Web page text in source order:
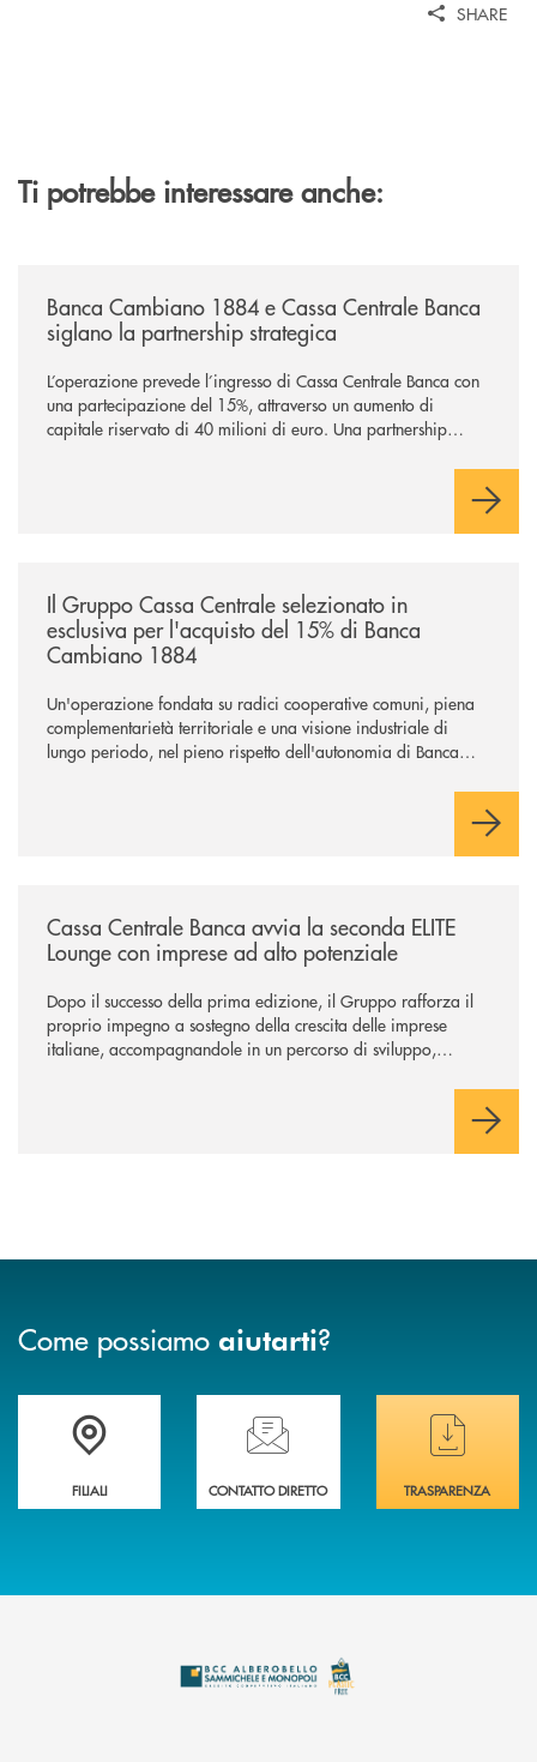
SHARE
Ti potrebbe interessare anche:
Banca Cambiano 1884 e Cassa Centrale Banca
siglano la partnership strategica
L’operazione prevede l’ingresso di Cassa Centrale Banca con
una partecipazione del 15%, attraverso un aumento di
capitale riservato di 40 milioni di euro. Una partnership
comuni e sulla prossimità ai territori, per ampliare l’offerta e
Il Gruppo Cassa Centrale selezionato in
esclusiva per l'acquisto del 15% di Banca
Cambiano 1884
Un'operazione fondata su radici cooperative comuni, piena
complementarietà territoriale e una visione industriale di
lungo periodo, nel pieno rispetto dell'autonomia di Banca
negoziazione esclusiva per la finalizzazione dell’operazione.
Cassa Centrale Banca avvia la seconda ELITE
Lounge con imprese ad alto potenziale
Dopo il successo della prima edizione, il Gruppo rafforza il
proprio impegno a sostegno della crescita delle imprese
italiane, accompagnandole in un percorso di sviluppo,
Come possiamo aiutarti?
Trova la filiale più vicina a te
FILIALI
Hai bisogno di assistenza immediata ?
CONTATTO DIRETTO
Hai bisogno di
TRASPARENZA